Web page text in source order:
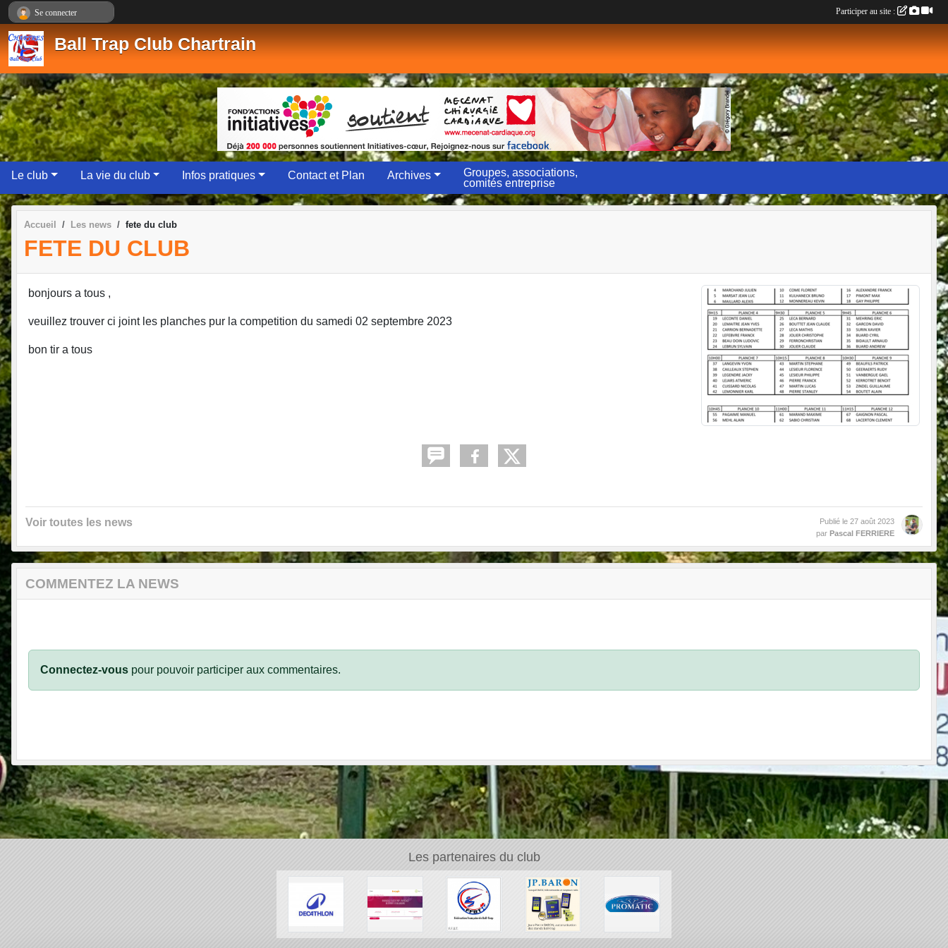
Ball Trap Club Chartrain
Le club La vie du club Infos pratiques Contact et Plan Archives
Groupes, associations,
comités entreprise
Accueil Les news fete du club
FETE DU CLUB
bonjours a tous ,
veuillez trouver ci joint les planches pur la competition du samedi 02 septembre 2023
bon tir a tous
Voir toutes les news Publié le 27 août 2023
par Pascal FERRIERE
COMMENTEZ LA NEWS
Connectez-vous pour pouvoir participer aux commentaires.
Les partenaires du club
Se connecter Participer au site :
Panneau de gestion des cookies